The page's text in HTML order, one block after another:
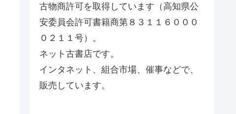
古物商許可を取得しています（高知県公
安委員会許可書籍商第８３１１６０００
０２１１号）。
ネット古書店です。
インタネット、組合市場、催事などで、
販売しています。